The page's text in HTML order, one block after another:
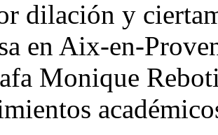
dilación y
en Aix-en-
Monique